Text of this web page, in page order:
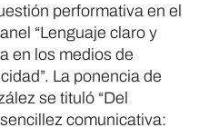
performativa en el
“Lenguaje claro y
en los medios de
La ponencia de
se tituló “Del
comunicativa: